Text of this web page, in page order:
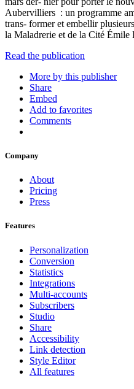
Aubervilliers : un programme
trans- former et embellir
la Maladrerie et de la Cité Émile
Read the publication
More by this publisher
Share
Embed
Add to favorites
Comments
Company
About
Pricing
Press
Features
Personalization
Conversion
Statistics
Integrations
Multi-accounts
Subscribers
Studio
Share
Accessibility
Link detection
Style Editor
All features